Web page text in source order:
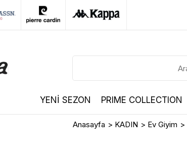
YENİ SEZON PRIME COLLECTION
Anasayfa > KADIN > Ev Giyim >